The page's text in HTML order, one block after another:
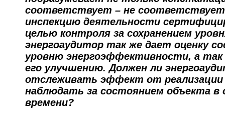
соответствует – не
инспекцию деятельности
целью контроля за сохранением
энергоаудитор так же дает оценку
уровню энергоэффективности, а так
его улучшению. Должен ли
отслеживать эффект от реализации
наблюдать за состоянием объекта в
времени?